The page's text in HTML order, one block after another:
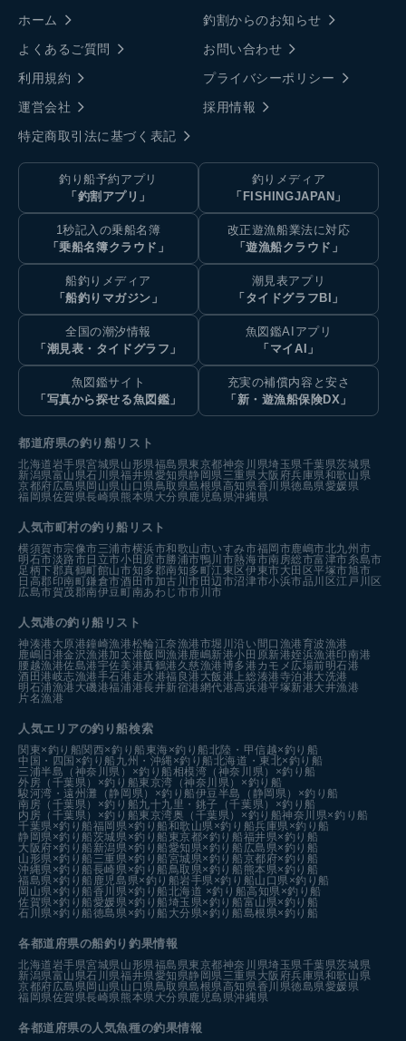
ホーム
釣割からのお知らせ
よくあるご質問
お問い合わせ
利用規約
プライバシーポリシー
運営会社
採用情報
特定商取引法に基づく表記
釣り船予約アプリ
「釣割アプリ」
釣りメディア
「FISHINGJAPAN」
1秒記入の乗船名簿
「乗船名簿クラウド」
改正遊漁船業法に対応
「遊漁船クラウド」
船釣りメディア
「船釣りマガジン」
潮見表アプリ
「タイドグラフBI」
全国の潮汐情報
「潮見表・タイドグラフ」
魚図鑑AIアプリ
「マイAI」
魚図鑑サイト
「写真から探せる魚図鑑」
充実の補償内容と安さ
「新・遊漁船保険DX」
都道府県の釣り船リスト
北海道 岩手県宮城県 山形県福島県東京都神奈川県埼玉県千葉県茨城県
新潟県富山県石川県福井県愛知県静岡県 三重県 大阪府兵庫県和歌山県
京都府広島県岡山県 山口県 鳥取県島根県高知県香川県徳島県愛媛県
福岡県佐賀県長崎県 熊本県 大分県 鹿児島県沖縄県
人気市町村の釣り船リスト
横須賀市宗像市三浦市横浜市和歌山市いすみ市福岡市鹿嶋市北九州市
明石市淡路市日立市小田原市勝浦市鴨川市熱海市南房総市富津市糸島市
足柄下郡真鶴町館山市知多郡南知多町江東区伊東市大田区平塚市旭市
日高郡印南町鎌倉市酒田市加古川市田辺市沼津市小浜市品川区江戸川区
広島市賀茂郡南伊豆町南あわじ市市川市
人気港の釣り船リスト
神湊港 大原港鐘崎漁港松輪江奈漁港市堀川沿い 間口漁港育波漁港
鹿嶋旧港金沢漁港加太港飯岡漁港 鹿嶋新港小田原新港姪浜漁港印南港
腰越漁港佐島港宇佐美港真鶴港 久慈漁港博多港カモメ広場前明石港
酒田港岐志漁港手石港 走水港福良港 大飯港 上総湊港寺泊港大洗港
明石浦漁港 大磯港福浦港長井新宿港網代港高浜港平塚新港大井漁港
片名漁港
人気エリアの釣り船検索
関東×釣り船関西×釣り船 東海×釣り船北陸・甲信越×釣り船
中国・四国×釣り船 九州・沖縄×釣り船北海道・東北×釣り船
三浦半島（神奈川県）×釣り船相模湾（神奈川県）×釣り船
外房（千葉県）×釣り船東京湾（神奈川県）×釣り船
駿河湾・遠州灘（静岡県）×釣り船伊豆半島（静岡県）×釣り船
南房（千葉県）×釣り船九十九里・銚子（千葉県）×釣り船
内房（千葉県）×釣り船東京湾奥（千葉県）×釣り船神奈川県×釣り船
千葉県×釣り船福岡県×釣り船和歌山県×釣り船兵庫県×釣り船
静岡県×釣り船茨城県×釣り船 東京都×釣り船福井県×釣り船
大阪府×釣り船 新潟県×釣り船愛知県×釣り船 広島県×釣り船
山形県×釣り船 三重県×釣り船宮城県×釣り船京都府×釣り船
沖縄県×釣り船長崎県×釣り船 鳥取県×釣り船 熊本県×釣り船
福島県×釣り船 鹿児島県×釣り船岩手県×釣り船山口県×釣り船
岡山県×釣り船香川県×釣り船北海道 ×釣り船高知県×釣り船
佐賀県×釣り船愛媛県×釣り船埼玉県×釣り船富山県×釣り船
石川県×釣り船徳島県×釣り船 大分県×釣り船島根県×釣り船
各都道府県の船釣り釣果情報
北海道 岩手県宮城県 山形県福島県東京都神奈川県埼玉県千葉県茨城県
新潟県富山県石川県福井県愛知県静岡県 三重県 大阪府兵庫県和歌山県
京都府広島県岡山県 山口県 鳥取県島根県高知県香川県徳島県愛媛県
福岡県佐賀県長崎県 熊本県 大分県 鹿児島県沖縄県
各都道府県の人気魚種の釣果情報